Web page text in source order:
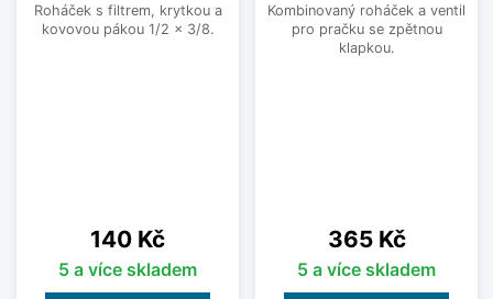
Roháček s filtrem, krytkou a
kovovou pákou 1/2 x 3/8.
Cena
140 Kč
5 a více skladem
Kombinovaný roháček a ventil
pro pračku se zpětnou
klapkou.
Cena
365 Kč
5 a více skladem